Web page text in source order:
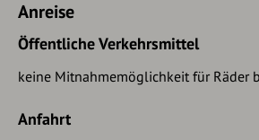
Anreise
Öffentliche Verkehrsmittel
keine Mitnahmemöglichkeit für Räder
Anfahrt